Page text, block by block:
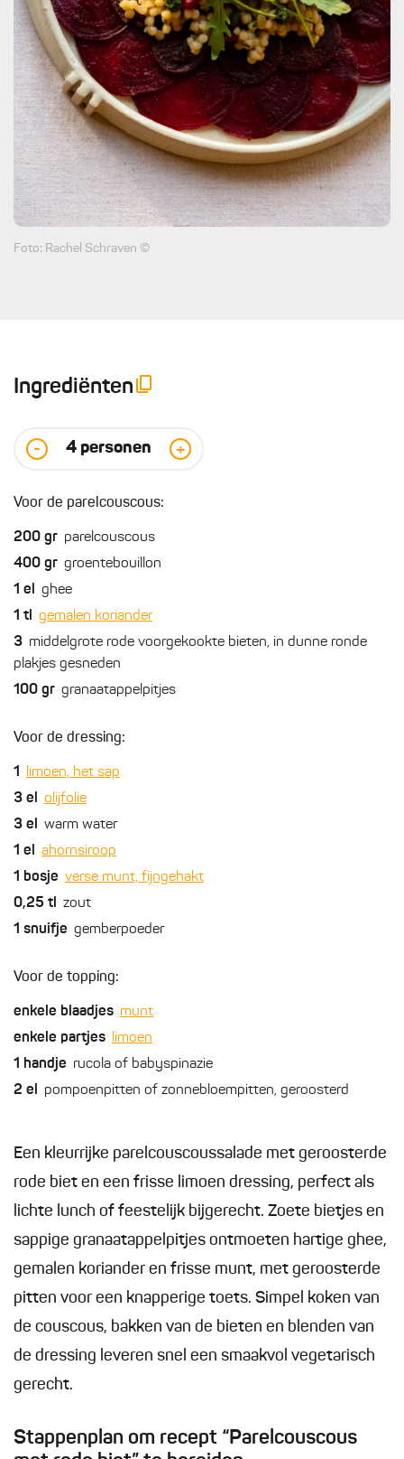
Foto: Rachel Schraven ©
Ingrediënten
- 4 personen +
Voor de parelcouscous:
200 gr parelcouscous
400 gr groentebouillon
1 el ghee
1 tl gemalen koriander
3 middelgrote rode voorgekookte bieten, in dunne ronde
plakjes gesneden
100 gr granaatappelpitjes
Voor de dressing:
1 limoen, het sap
3 el olijfolie
3 el warm water
1 el ahornsiroop
1 bosje verse munt, fijngehakt
0,25 tl zout
1 snuifje gemberpoeder
Voor de topping:
enkele blaadjes munt
enkele partjes limoen
1 handje rucola of babyspinazie
2 el pompoenpitten of zonnebloempitten, geroosterd
Een kleurrijke parelcouscoussalade met geroosterde
rode biet en een frisse limoen dressing, perfect als
lichte lunch of feestelijk bijgerecht. Zoete bietjes en
sappige granaatappelpitjes ontmoeten hartige ghee,
gemalen koriander en frisse munt, met geroosterde
pitten voor een knapperige toets. Simpel koken van
de couscous, bakken van de bieten en blenden van
de dressing leveren snel een smaakvol vegetarisch
gerecht.
Stappenplan om recept “Parelcouscous